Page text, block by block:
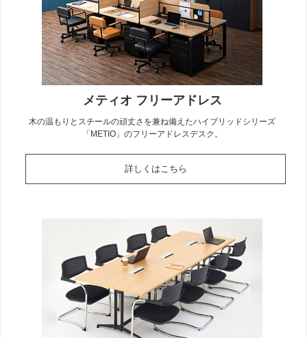
メティオ フリーアドレス
木の温もりとスチールの頑丈さを兼ね備えたハイブリッドシリーズ
「METIO」のフリーアドレスデスク。
詳しくはこちら